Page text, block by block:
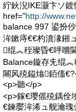
紵鈥淣IKE灏卞ソ
href="http://
balance 997 鍙扮
洠鏉庤€€杓濆湪鎺
绲︽秷璨昏€呯嚐
Balance鏇存兂绲
闀风殑鎰熻銆傗
<p>聽</p>
<p>鎵€璎傜殑鍝佺
€鍊嬮洠浠ュ舰瀹